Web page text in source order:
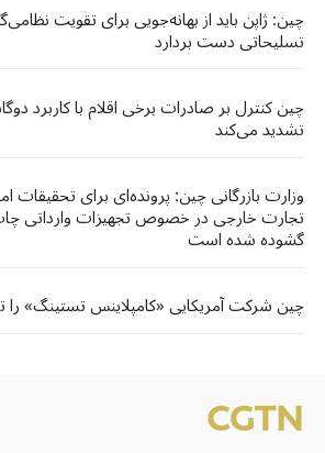
چین: ژاپن باید از بهانه‌جویی برای تقویت
تسلیحاتی دست بردارد
چین کنترل بر صادرات برخی اقلام با کاربرد
تشدید می‌کند
وزارت بازرگانی چین: پرونده‌ای برای تحقیقات
تجارت خارجی در خصوص تجهیزات وارداتی
گشوده شده است
چین شرکت آمریکایی «کامپلاینس تستینگ» را